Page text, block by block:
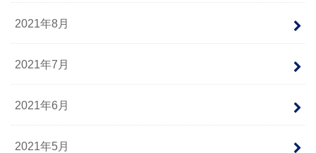
2021年8月
2021年7月
2021年6月
2021年5月